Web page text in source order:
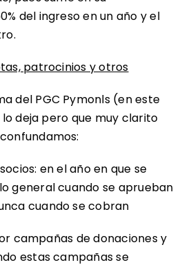
del ingreso en un año y el
patrocinios y otros
del PGC Pymonls (en este
lo deja pero que muy clarito
en el año en que se
general cuando se aprueban
cuando se cobran
de donaciones y
estas campañas se